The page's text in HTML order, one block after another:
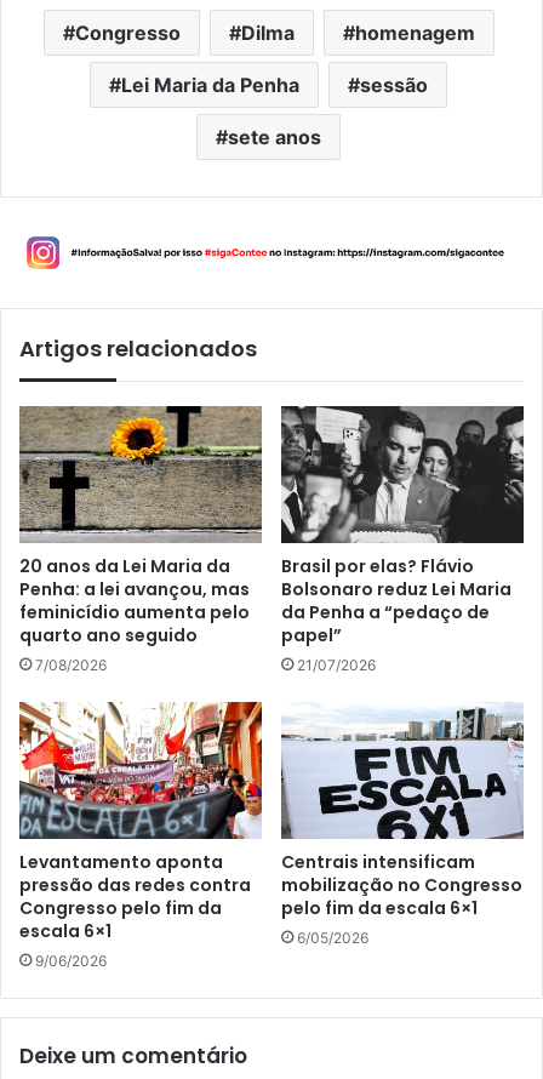
Congresso Dilma homenagem
Lei Maria da Penha sessão
sete anos
Artigos relacionados
20 anos da Lei Maria da
Penha: a lei avançou, mas
feminicídio aumenta pelo
quarto ano seguido
7/08/2026
Brasil por elas? Flávio
Bolsonaro reduz Lei Maria
da Penha a “pedaço de
papel”
21/07/2026
Levantamento aponta
pressão das redes contra
Congresso pelo fim da
escala 6×1
9/06/2026
Centrais intensificam
mobilização no Congresso
pelo fim da escala 6×1
6/05/2026
Deixe um comentário